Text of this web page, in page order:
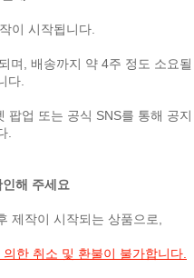
이 시작됩니다.
며, 배송까지 약 4주 정도 소요될
다.
팝업 또는 공식 SNS를 통해 공지
.
해 주세요
제작이 시작되는 상품으로,
한 취소 및 환불이 불가합니다.